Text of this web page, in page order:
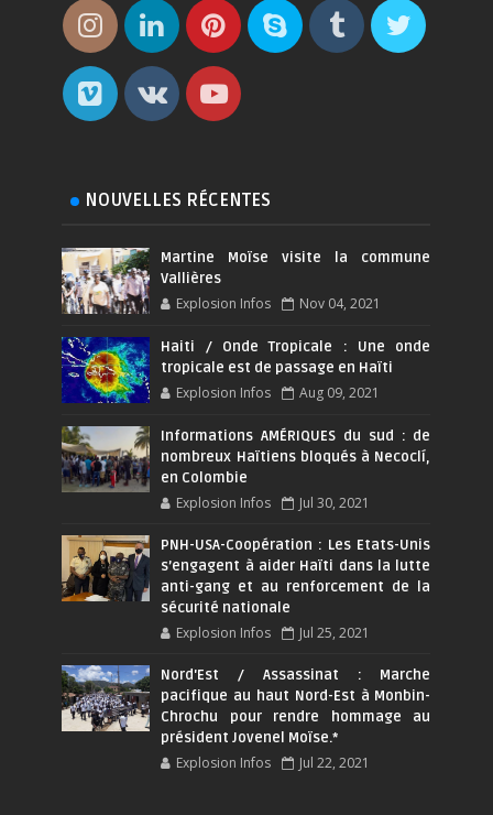
NOUVELLES RÉCENTES
Martine Moïse visite la commune
Vallières
Explosion Infos Nov 04, 2021
Haiti / Onde Tropicale : Une onde
tropicale est de passage en Haïti
Explosion Infos Aug 09, 2021
Informations AMÉRIQUES du sud : de
nombreux Haïtiens bloqués à Necoclí,
en Colombie
Explosion Infos Jul 30, 2021
PNH-USA-Coopération : Les Etats-Unis
s’engagent à aider Haïti dans la lutte
anti-gang et au renforcement de la
sécurité nationale
Explosion Infos Jul 25, 2021
Nord'Est / Assassinat : Marche
pacifique au haut Nord-Est à Monbin-
Chrochu pour rendre hommage au
président Jovenel Moïse.*
Explosion Infos Jul 22, 2021